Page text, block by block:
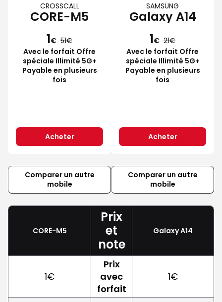
CROSSCALL
CORE-M5
1€ 51
Avec le forfait Offre
spéciale Illimité 5G+
Payable en plusieurs
fois
Acheter
SAMSUNG
Galaxy A14
1€ 21
Avec le forfait Offre
spéciale Illimité 5G+
Payable en plusieurs
fois
Acheter
Comparer un autre
mobile
Comparer un autre
mobile
CORE-M5
Prix
et
note
Galaxy A14
1€
Prix
avec
forfait
1€